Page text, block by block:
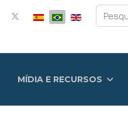
Pesquisar
MÍDIA E RECURSOS